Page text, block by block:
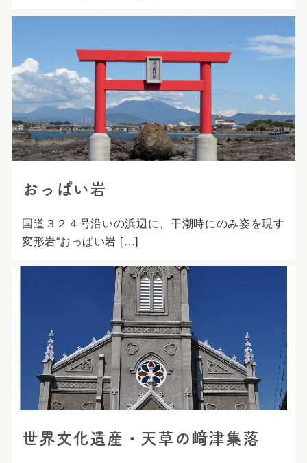
おっぱい岩
国道３２４号沿いの浜辺に、干潮時にのみ姿を現す
変形岩“おっぱい岩 […]
世界文化遺産・天草の﨑津集落